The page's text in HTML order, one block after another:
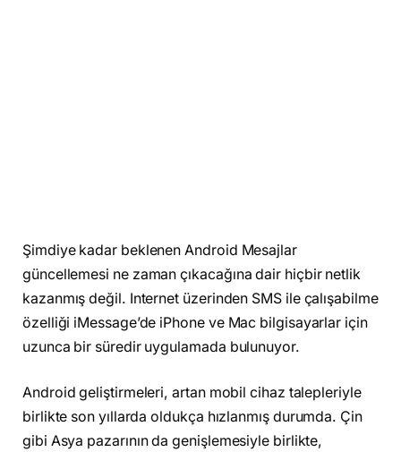
Şimdiye kadar beklenen Android Mesajlar
güncellemesi ne zaman çıkacağına dair hiçbir netlik
kazanmış değil. Internet üzerinden SMS ile çalışabilme
özelliği iMessage’de iPhone ve Mac bilgisayarlar için
uzunca bir süredir uygulamada bulunuyor.
Android geliştirmeleri, artan mobil cihaz talepleriyle
birlikte son yıllarda oldukça hızlanmış durumda. Çin
gibi Asya pazarının da genişlemesiyle birlikte,